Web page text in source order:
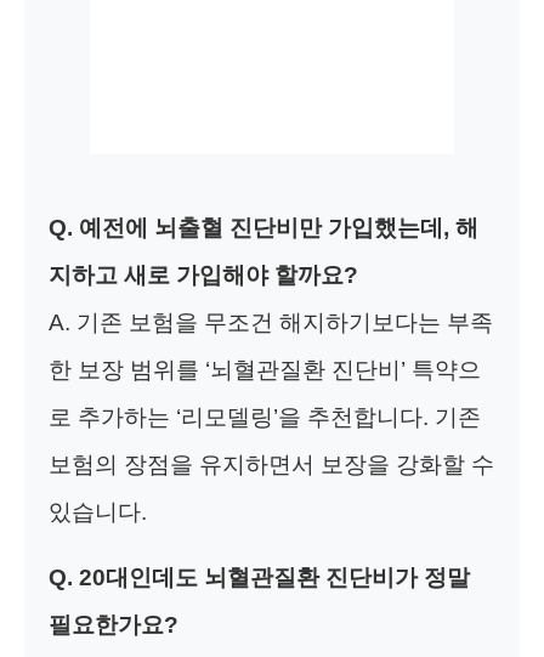
Q. 예전에 뇌출혈 진단비만 가입했는데, 해
지하고 새로 가입해야 할까요?
A. 기존 보험을 무조건 해지하기보다는 부족
한 보장 범위를 ‘뇌혈관질환 진단비’ 특약으
로 추가하는 ‘리모델링’을 추천합니다. 기존
보험의 장점을 유지하면서 보장을 강화할 수
있습니다.
Q. 20대인데도 뇌혈관질환 진단비가 정말
필요한가요?